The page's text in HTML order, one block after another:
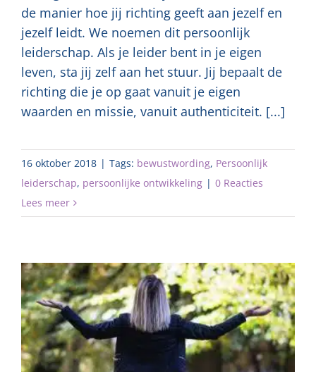
de manier hoe jij richting geeft aan jezelf en
jezelf leidt. We noemen dit persoonlijk
leiderschap. Als je leider bent in je eigen
leven, sta jij zelf aan het stuur. Jij bepaalt de
richting die je op gaat vanuit je eigen
waarden en missie, vanuit authenticiteit. [...]
16 oktober 2018 | Tags: bewustwording, Persoonlijk
leiderschap, persoonlijke ontwikkeling | 0 Reacties
Lees meer